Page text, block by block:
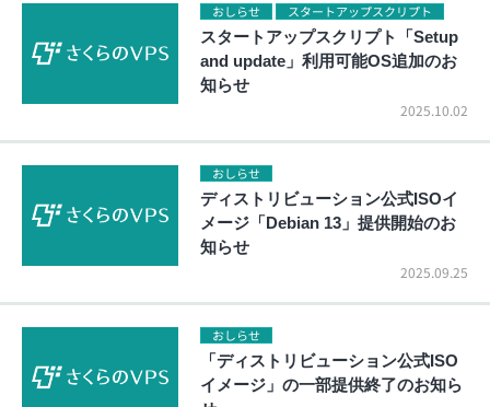
おしらせ スタートアップスクリプト
スタートアップスクリプト「Setup
and update」利用可能OS追加のお
知らせ
2025.10.02
おしらせ
ディストリビューション公式ISOイ
メージ「Debian 13」提供開始のお
知らせ
2025.09.25
おしらせ
「ディストリビューション公式ISO
イメージ」の一部提供終了のお知ら